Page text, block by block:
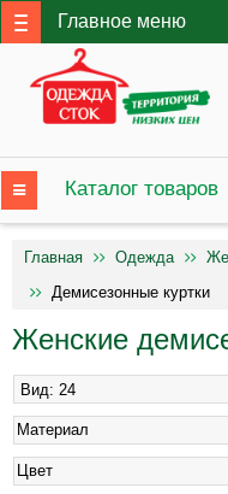
Главное меню
Каталог товаров
Главная Одежда
Демисезонные куртки
Женские
Материал
Цвет